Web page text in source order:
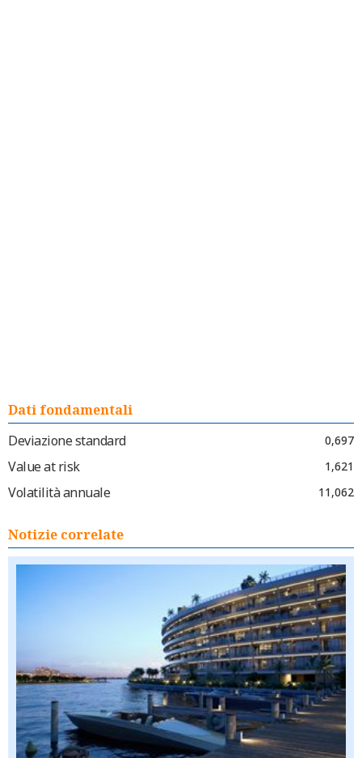
Dati fondamentali
Deviazione standard
0,697
Value at risk 1,621
Volatilità annuale 11,062
Notizie correlate